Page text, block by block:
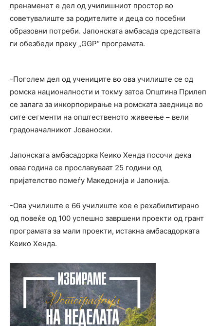
пренаменет е дел од училишниот простор во
советувалиште за родителите и деца со посебни
образовни потреби. Јапонската амбасада средствата
ги обезбеди преку „GGP“ програмата.
-Поголем дел од учениците во ова училиште се од
ромска националности и токму затоа Општина Прилеп
се залага за инкорпорирање на ромската заедница во
сите сегменти на општественото живеење – вели
градоначалникот Јованоски.
Јапонската амбасадорка Кеико Хенда посочи дека
оваа година се прославуваат 25 години од
пријателство помеѓу Македонија и Јапонија.
-Ова училиште е 66 училиште кое е рехабилитирано
од повеќе од 100 успешно завршени проекти од грант
програмата за мали проекти, истакна амбасадорката
Кеико Хенда.